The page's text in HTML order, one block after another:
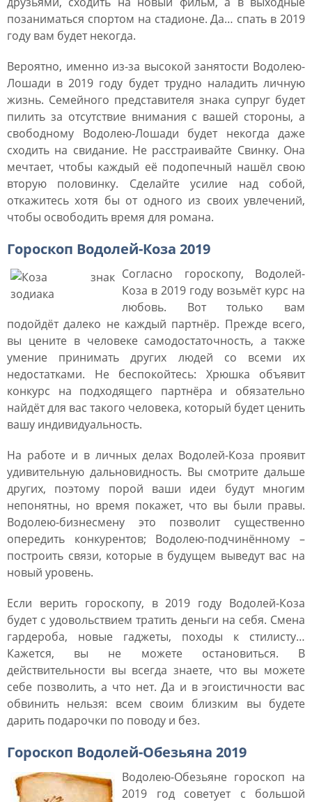
позаниматься спортом на стадионе. Да… спать в 2019
году вам будет некогда.
Вероятно, именно из-за высокой занятости Водолею-
Лошади в 2019 году будет трудно наладить личную
жизнь. Семейного представителя знака супруг будет
пилить за отсутствие внимания с вашей стороны, а
свободному Водолею-Лошади будет некогда даже
сходить на свидание. Не расстраивайте Свинку. Она
мечтает, чтобы каждый её подопечный нашёл свою
вторую половинку. Сделайте усилие над собой,
откажитесь хотя бы от одного из своих увлечений,
чтобы освободить время для романа.
Гороскоп Водолей-Коза 2019
Согласно гороскопу, Водолей-
Коза в 2019 году возьмёт курс на
любовь. Вот только вам
подойдёт далеко не каждый партнёр. Прежде всего,
вы цените в человеке самодостаточность, а также
умение принимать других людей со всеми их
недостатками. Не беспокойтесь: Хрюшка объявит
конкурс на подходящего партнёра и обязательно
найдёт для вас такого человека, который будет ценить
вашу индивидуальность.
На работе и в личных делах Водолей-Коза проявит
удивительную дальновидность. Вы смотрите дальше
других, поэтому порой ваши идеи будут многим
непонятны, но время покажет, что вы были правы.
Водолею-бизнесмену это позволит существенно
опередить конкурентов; Водолею-подчинённому –
построить связи, которые в будущем выведут вас на
новый уровень.
Если верить гороскопу, в 2019 году Водолей-Коза
будет с удовольствием тратить деньги на себя. Смена
гардероба, новые гаджеты, походы к стилисту…
Кажется, вы не можете остановиться. В
действительности вы всегда знаете, что вы можете
себе позволить, а что нет. Да и в эгоистичности вас
обвинить нельзя: всем своим близким вы будете
дарить подарочки по поводу и без.
Гороскоп Водолей-Обезьяна 2019
Водолею-Обезьяне гороскоп на
2019 год советует с большой